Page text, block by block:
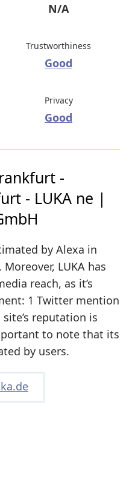
N/A
Trustworthiness
Good
Privacy
Good
-
- LUKA ne |
by Alexa in
LUKA has
reach, as it’s
1 Twitter mention
reputation is
to note that its
by users.